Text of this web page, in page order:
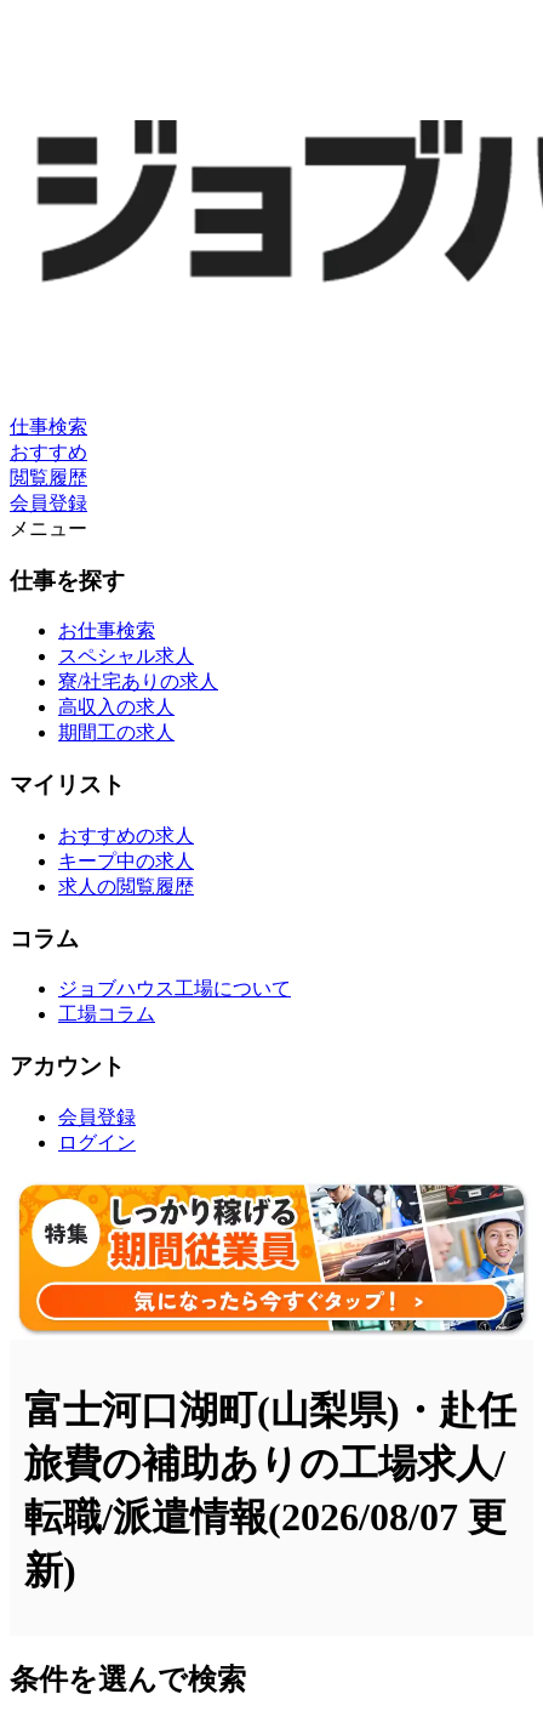
仕事検索
おすすめ
閲覧履歴
会員登録
メニュー
仕事を探す
お仕事検索
スペシャル求人
寮/社宅ありの求人
高収入の求人
期間工の求人
マイリスト
おすすめの求人
キープ中の求人
求人の閲覧履歴
コラム
ジョブハウス工場について
工場コラム
アカウント
会員登録
ログイン
富士河口湖町(山梨県)・赴任
旅費の補助ありの工場求人/
転職/派遣情報(2026/08/07 更
新)
条件を選んで検索